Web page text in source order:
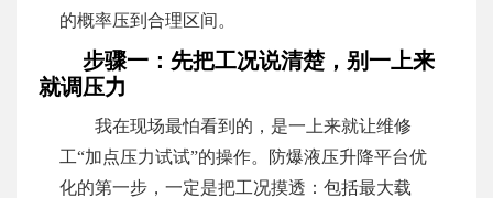
的概率压到合理区间。
步骤一：先把工况说清楚，别一上来
就调压力
我在现场最怕看到的，是一上来就让维修
工“加点压力试试”的操作。防爆液压升降平台优
化的第一步，一定是把工况摸透：包括最大载